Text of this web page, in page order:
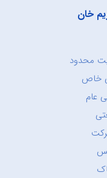
خان
محدود
خاص
عام